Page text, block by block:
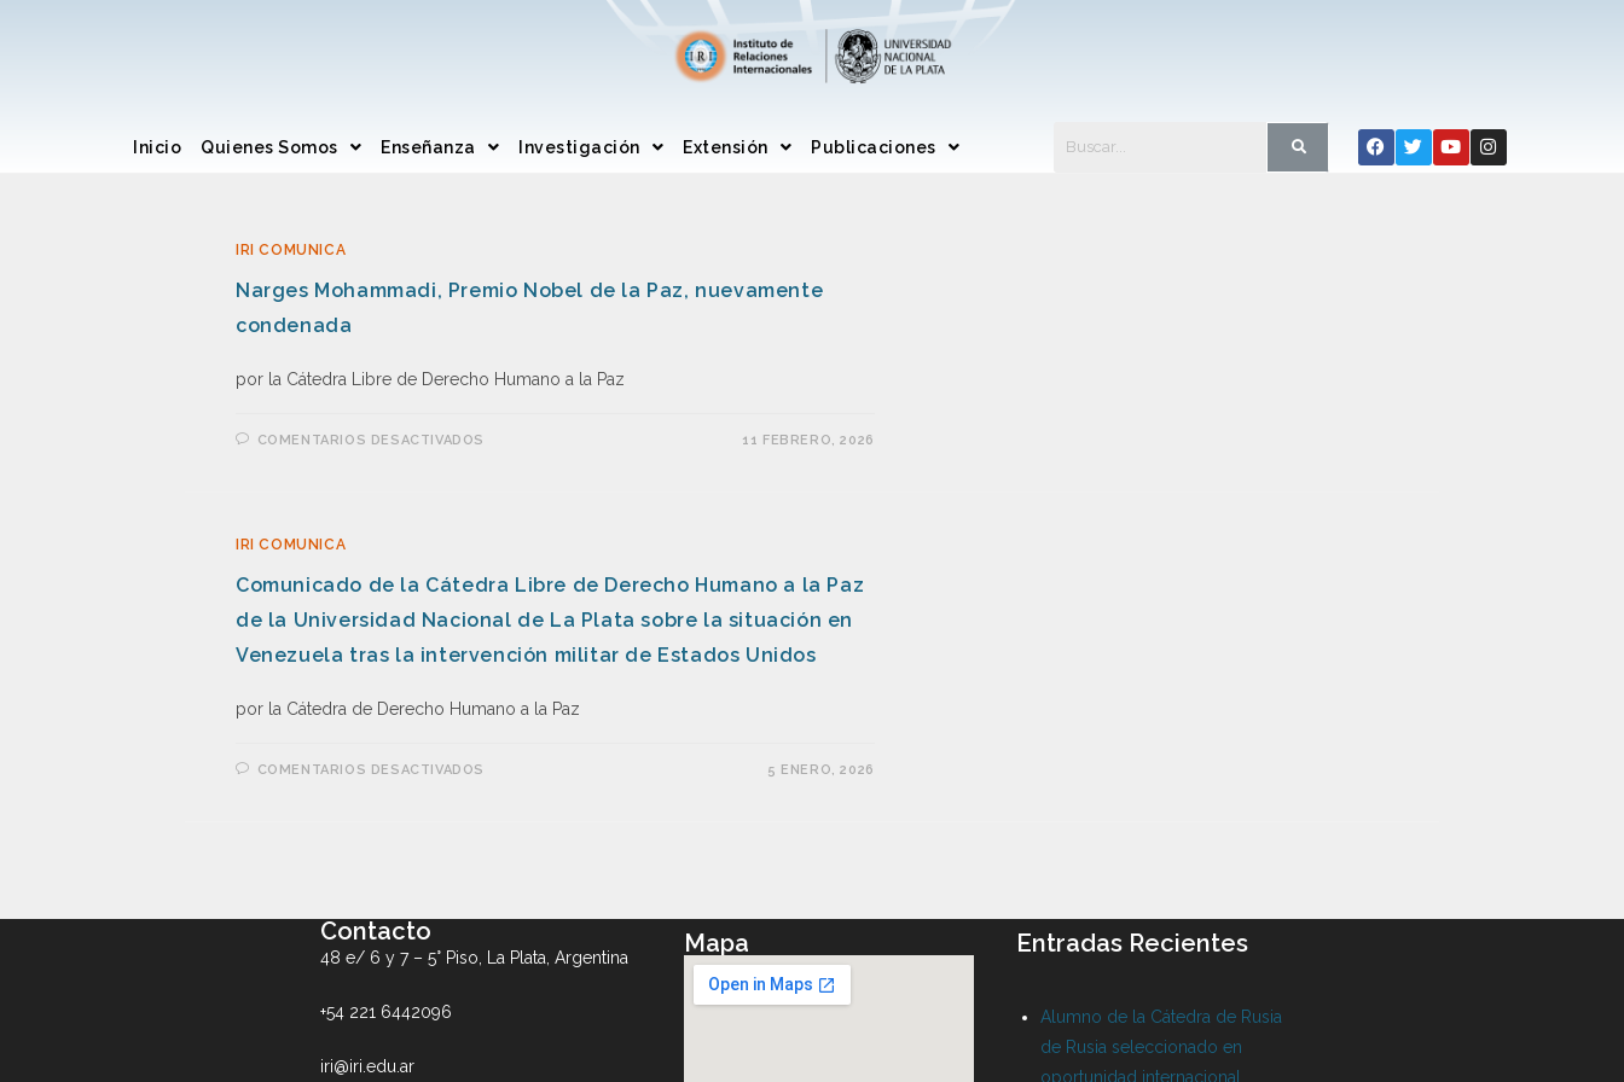
Inicio Quienes Somos Enseñanza Investigación Extensión Publicaciones
IRI COMUNICA
Narges Mohammadi, Premio Nobel de la Paz, nuevamente
condenada
por la Cátedra Libre de Derecho Humano a la Paz
COMENTARIOS DESACTIVADOS 11 FEBRERO, 2026
IRI COMUNICA
Comunicado de la Cátedra Libre de Derecho Humano a la Paz
de la Universidad Nacional de La Plata sobre la situación en
Venezuela tras la intervención militar de Estados Unidos
por la Cátedra de Derecho Humano a la Paz
COMENTARIOS DESACTIVADOS 5 ENERO, 2026
Contacto
48 e/ 6 y 7 – 5° Piso, La Plata, Argentina
+54 221 6442096
iri@iri.edu.ar
Mapa Entradas Recientes
Alumno de la Cátedra de Rusia
de Rusia seleccionado en
oportunidad internacional